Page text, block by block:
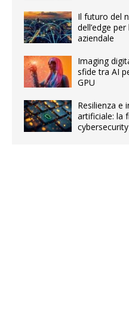
Il futuro del
dell’edge
aziendale
Imaging
sfide tra AI
GPU
Resilienza e
artificiale: la
cybersecurity